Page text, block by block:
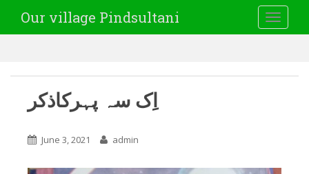
Our village Pindsultani
اِک سہ پہرکاذکر
June 3, 2021 admin